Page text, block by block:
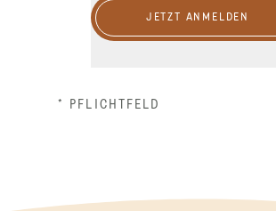
JETZT ANMELDEN
* PFLICHTFELD